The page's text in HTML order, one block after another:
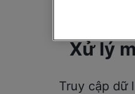
Xử lý
Truy cập dữ